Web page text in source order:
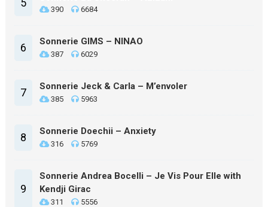
5
390 6684
6 Sonnerie GIMS – NINAO
387 6029
7 Sonnerie Jeck & Carla – M’envoler
385 5963
8 Sonnerie Doechii – Anxiety
316 5769
9
Sonnerie Andrea Bocelli – Je Vis Pour Elle with
Kendji Girac
311 5556